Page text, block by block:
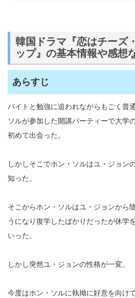
韓国ドラマ『恋はチーズ
ップ』の基本情報や感想
あらすじ
バイトと勉強に追われながらもごく普
ソルが参加した開講パーティーで大学
初めて出会った。
しかしそこでホン・ソルはユ・ジョン
知った。
そこからホン・ソルはユ・ジョンから
うになり復学したばかりだったが休学
いった。
しかし突然ユ・ジョンの性格が一変。
今度はホン・ソルに執拗に好意を向け